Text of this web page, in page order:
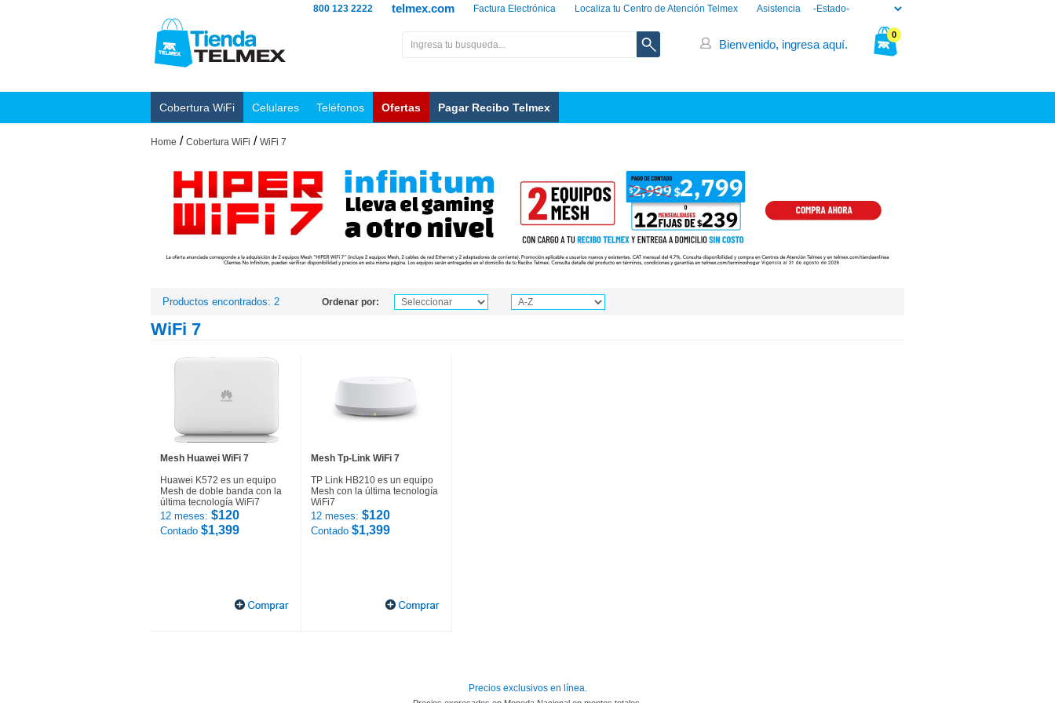
Asistencia
Localiza tu Centro de Atención Telmex
Factura Electrónica
telmex.com
800 123 2222
0
Bienvenido, ingresa aquí.
Cobertura WiFi Celulares Teléfonos Ofertas Pagar Recibo Telmex
Home / Cobertura WiFi / WiFi 7
Productos encontrados: 2 Ordenar por:
WiFi 7
Mesh Huawei WiFi 7
Huawei K572 es un equipo
Mesh de doble banda con la
última tecnología WiFi7
12 meses: $120
Contado $1,399
Mesh Tp-Link WiFi 7
TP Link HB210 es un equipo
Mesh con la última tecnología
WiFi7
12 meses: $120
Contado $1,399
Precios exclusivos en línea.